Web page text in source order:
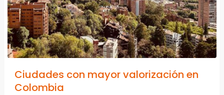
Ciudades con mayor valorización en
Colombia